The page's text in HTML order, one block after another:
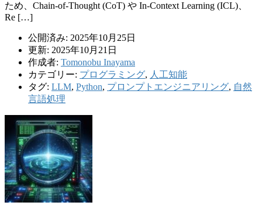
ため、Chain-of-Thought (CoT) や In-Context Learning (ICL)、
Re […]
公開済み: 2025年10月25日
更新: 2025年10月21日
作成者: Tomonobu Inayama
カテゴリー: プログラミング, 人工知能
タグ: LLM, Python, プロンプトエンジニアリング, 自然
言語処理